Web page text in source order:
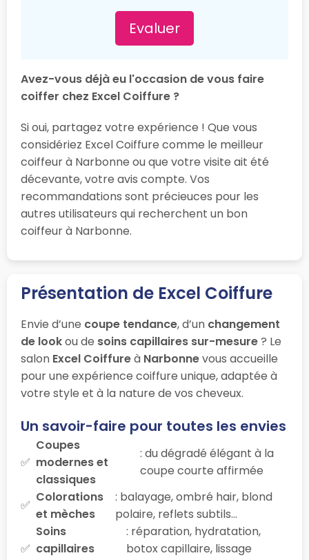
Evaluer
Avez-vous déjà eu l'occasion de vous faire
coiffer chez Excel Coiffure ?
Si oui, partagez votre expérience ! Que vous
considériez Excel Coiffure comme le meilleur
coiffeur à Narbonne ou que votre visite ait été
décevante, votre avis compte. Vos
recommandations sont précieuces pour les
autres utilisateurs qui recherchent un bon
coiffeur à Narbonne.
Présentation de Excel Coiffure
Envie d’une coupe tendance, d’un changement
de lookou de soins capillaires sur-mesure? Le
salon Excel Coiffureà Narbonnevous accueille
pour une expérience coiffure unique, adaptée à
votre style et à la nature de vos cheveux.
Un savoir-faire pour toutes les envies
Coupes
modernes et
classiques
: du dégradé élégant à la
coupe courte affirmée
Colorations
et mèches
: balayage, ombré hair, blond
polaire, reflets subtils…
Soins
capillaires
: réparation, hydratation,
botox capillaire, lissage